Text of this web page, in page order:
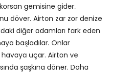
gemisine gider.
döver. Airton zar zor denize
diğer adamları fark eden
başladılar. Onlar
uçar. Airton ve
şaşkına döner. Daha